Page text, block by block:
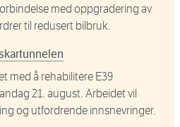
med oppgradering av
til redusert bilbruk.
med å rehabilitere E39
21. august. Arbeidet vil
og utfordrende innsnevringer.